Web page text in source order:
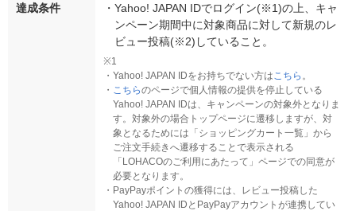
達成条件 ・ Yahoo! JAPAN IDでログイン(※1)の上、キャ
ンペーン期間中に対象商品に対して新規のレ
ビュー投稿(※2)していること。
※1
・ Yahoo! JAPAN IDをお持ちでない方はこちら 。
・ こちらのページで個人情報の提供を停止している
Yahoo! JAPAN IDは、キャンペーンの対象外となりま
す。対象外の場合トップページに遷移しますが、対
象となるためには「ショッピングカート一覧」から
ご注文手続きへ遷移することで表示される
「LOHACOのご利用にあたって」ページでの同意が
必要となります。
・ PayPayポイントの獲得には、レビュー投稿した
Yahoo! JAPAN IDとPayPayアカウントが連携してい